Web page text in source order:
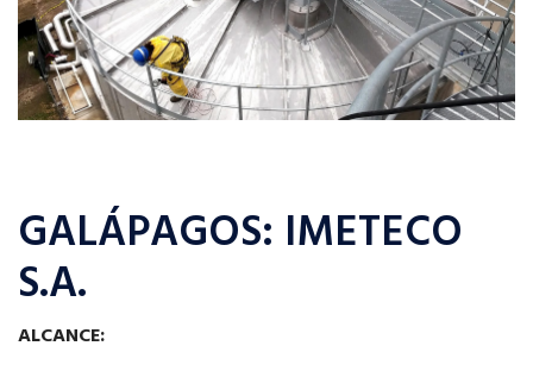
GALÁPAGOS: IMETECO
S.A.
ALCANCE: